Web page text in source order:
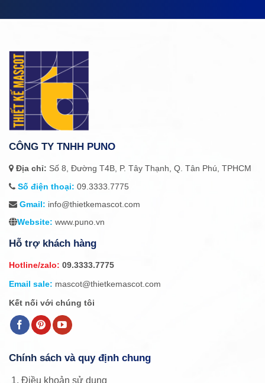
CÔNG TY TNHH PUNO
Địa chỉ: Số 8, Đường T4B, P. Tây Thạnh, Q. Tân Phú, TPHCM
Số điện thoại: 09.3333.7775
Gmail: info@thietkemascot.com
Website: www.puno.vn
Hỗ trợ khách hàng
Hotline/zalo: 09.3333.7775
Email sale: mascot@thietkemascot.com
Kết nối với chúng tôi
Chính sách và quy định chung
Điều khoản sử dụng